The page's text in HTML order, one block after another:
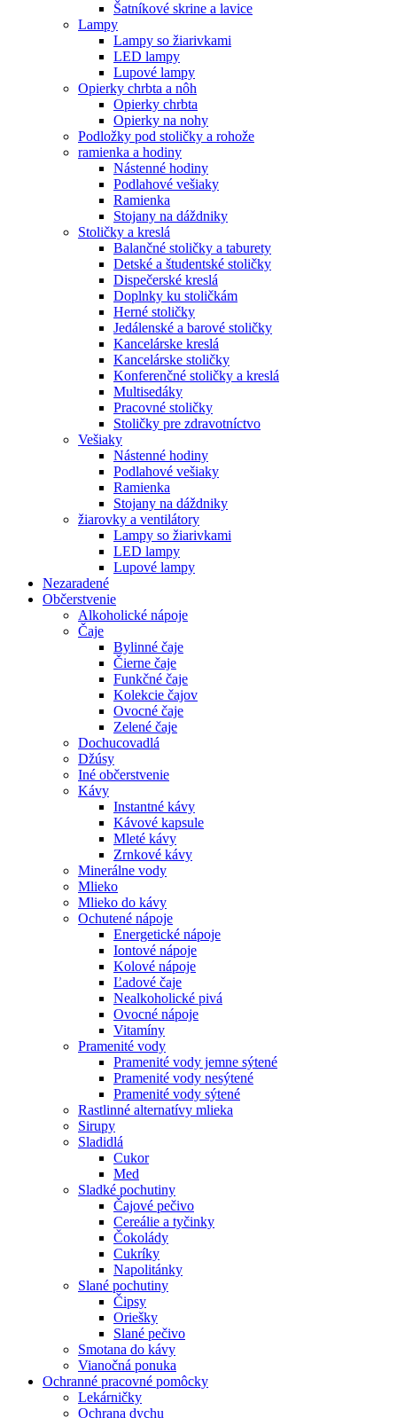
Šatníkové skrine a lavice
Lampy
Lampy so žiarivkami
LED lampy
Lupové lampy
Opierky chrbta a nôh
Opierky chrbta
Opierky na nohy
Podložky pod stoličky a rohože
ramienka a hodiny
Nástenné hodiny
Podlahové vešiaky
Ramienka
Stojany na dáždniky
Stoličky a kreslá
Balančné stoličky a taburety
Detské a študentské stoličky
Dispečerské kreslá
Doplnky ku stoličkám
Herné stoličky
Jedálenské a barové stoličky
Kancelárske kreslá
Kancelárske stoličky
Konferenčné stoličky a kreslá
Multisedáky
Pracovné stoličky
Stoličky pre zdravotníctvo
Vešiaky
Nástenné hodiny
Podlahové vešiaky
Ramienka
Stojany na dáždniky
žiarovky a ventilátory
Lampy so žiarivkami
LED lampy
Lupové lampy
Nezaradené
Občerstvenie
Alkoholické nápoje
Čaje
Bylinné čaje
Čierne čaje
Funkčné čaje
Kolekcie čajov
Ovocné čaje
Zelené čaje
Dochucovadlá
Džúsy
Iné občerstvenie
Kávy
Instantné kávy
Kávové kapsule
Mleté kávy
Zrnkové kávy
Minerálne vody
Mlieko
Mlieko do kávy
Ochutené nápoje
Energetické nápoje
Iontové nápoje
Kolové nápoje
Ľadové čaje
Nealkoholické pivá
Ovocné nápoje
Vitamíny
Pramenité vody
Pramenité vody jemne sýtené
Pramenité vody nesýtené
Pramenité vody sýtené
Rastlinné alternatívy mlieka
Sirupy
Sladidlá
Cukor
Med
Sladké pochutiny
Čajové pečivo
Cereálie a tyčinky
Čokolády
Cukríky
Napolitánky
Slané pochutiny
Čipsy
Oriešky
Slané pečivo
Smotana do kávy
Vianočná ponuka
Ochranné pracovné pomôcky
Lekárničky
Ochrana dychu